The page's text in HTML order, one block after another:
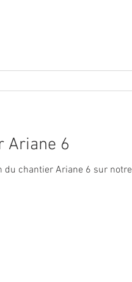
Ariane 6
du chantier Ariane 6 sur notre